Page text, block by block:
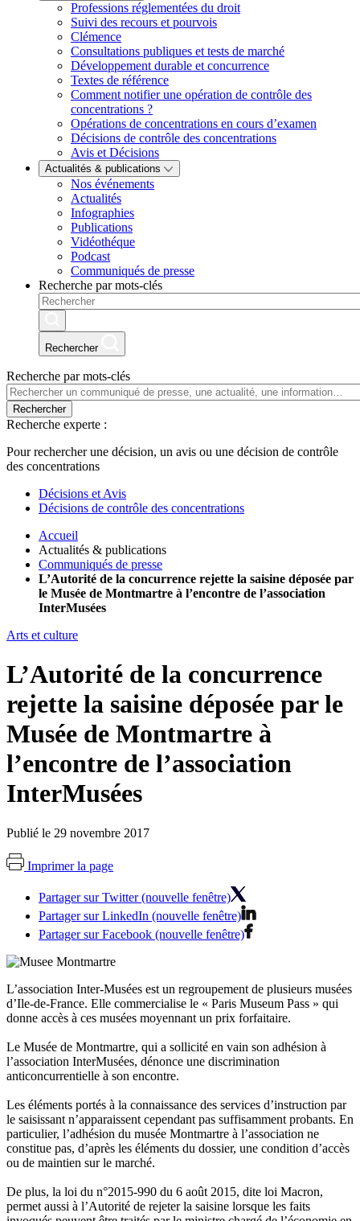
Professions réglementées du droit
Suivi des recours et pourvois
Clémence
Consultations publiques et tests de marché
Développement durable et concurrence
Textes de référence
Comment notifier une opération de contrôle des
concentrations ?
Opérations de concentrations en cours d’examen
Décisions de contrôle des concentrations
Avis et Décisions
Actualités & publications
Nos événements
Actualités
Infographies
Publications
Vidéothéque
Podcast
Communiqués de presse
Recherche par mots-clés
Rechercher
Recherche par mots-clés
Rechercher
Recherche experte :
Pour rechercher une décision, un avis ou une décision de contrôle
des concentrations
Décisions et Avis
Décisions de contrôle des concentrations
Accueil
Actualités & publications
Communiqués de presse
L’Autorité de la concurrence rejette la saisine déposée par
le Musée de Montmartre à l’encontre de l’association
InterMusées
Arts et culture
L’Autorité de la concurrence
rejette la saisine déposée par le
Musée de Montmartre à
l’encontre de l’association
InterMusées
Publié le 29 novembre 2017
Imprimer la page
Partager sur Twitter (nouvelle fenêtre)
Partager sur LinkedIn (nouvelle fenêtre)
Partager sur Facebook (nouvelle fenêtre)
L’association Inter-Musées est un regroupement de plusieurs musées
d’Ile-de-France. Elle commercialise le « Paris Museum Pass » qui
donne accès à ces musées moyennant un prix forfaitaire.
Le Musée de Montmartre, qui a sollicité en vain son adhésion à
l’association InterMusées, dénonce une discrimination
anticoncurrentielle à son encontre.
Les éléments portés à la connaissance des services d’instruction par
le saisissant n’apparaissent cependant pas suffisamment probants. En
particulier, l’adhésion du musée Montmartre à l’association ne
constitue pas, d’après les éléments du dossier, une condition d’accès
ou de maintien sur le marché.
De plus, la loi du n°2015-990 du 6 août 2015, dite loi Macron,
permet aussi à l’Autorité de rejeter la saisine lorsque les faits